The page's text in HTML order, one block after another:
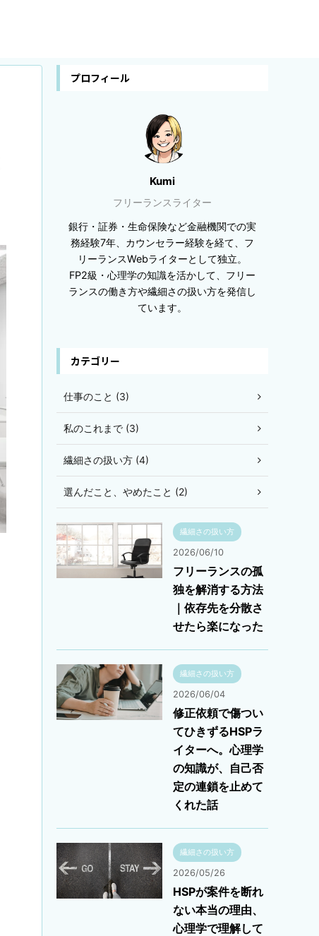
プロフィール
Kumi
フリーランスライター
銀行・証券・生命保険など金融機関での実
務経験7年、カウンセラー経験を経て、フ
リーランスWebライターとして独立。
FP2級・心理学の知識を活かして、フリー
ランスの働き方や繊細さの扱い方を発信し
ています。
カテゴリー
仕事のこと (3)
私のこれまで (3)
繊細さの扱い方 (4)
選んだこと、やめたこと (2)
繊細さの扱い方
2026/06/10
フリーランスの孤
独を解消する方法
｜依存先を分散さ
せたら楽になった
繊細さの扱い方
2026/06/04
修正依頼で傷つい
てひきずるHSPラ
イターへ。心理学
の知識が、自己否
定の連鎖を止めて
くれた話
繊細さの扱い方
2026/05/26
HSPが案件を断れ
ない本当の理由、
心理学で理解して